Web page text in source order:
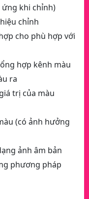
ứng khi chỉnh)
chỉnh
cho phù hợp với
hợp kênh màu
ra
trị của màu
(có ảnh hưởng
ảnh âm bản
phương pháp